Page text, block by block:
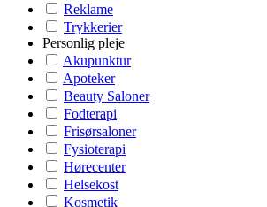
Reklame
Trykkerier
Personlig pleje
Akupunktur
Apoteker
Beauty Saloner
Fodterapi
Frisørsaloner
Fysioterapi
Hørecenter
Helsekost
Kosmetik